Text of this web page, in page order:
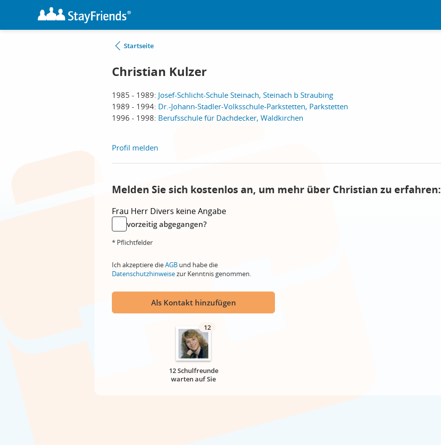
Startseite
Christian Kulzer
1985 - 1989: Josef-Schlicht-Schule Steinach, Steinach b Straubing
1989 - 1994: Dr.-Johann-Stadler-Volksschule-Parkstetten, Parkstetten
1996 - 1998: Berufsschule für Dachdecker, Waldkirchen
Profil melden
Melden Sie sich kostenlos an, um mehr über Christian zu erfahren:
Frau Herr Divers keine Angabe
vorzeitig abgegangen?
* Pflichtfelder
Ich akzeptiere dieAGB und habe die
Datenschutzhinweisezur Kenntnis genommen.
Als Kontakt hinzufügen
12
12 Schulfreunde
warten auf Sie